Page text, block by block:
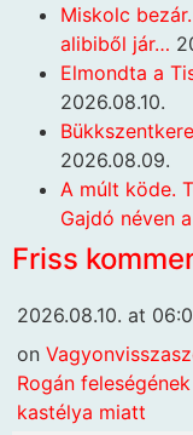
Miskolc
alibiből jár…
Elmondta a
2026.08.10.
2026.08.09.
A múlt köde.
Gajdó néven
Friss
2026.08.10. at
on
Rogán
kastélya miatt